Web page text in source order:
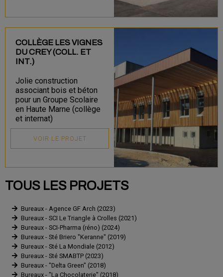
COLLÈGE LES VIGNES
DU CREY (COLL. ET
INT.)
Jolie construction
associant bois et béton
pour un Groupe Scolaire
en Haute Marne (collège
et internat)
VOIR LE PROJET
TOUS LES PROJETS
Bureaux - Agence GF Arch (2023)
Bureaux - SCI Le Triangle à Crolles (2021)
Bureaux - SCI-Pharma (réno) (2024)
Bureaux - Sté Briero "Keranne" (2019)
Bureaux - Sté La Mondiale (2012)
Bureaux - Sté SMABTP (2023)
Bureaux - "Delta Green" (2018)
Bureaux - "La Chocolaterie" (2018)